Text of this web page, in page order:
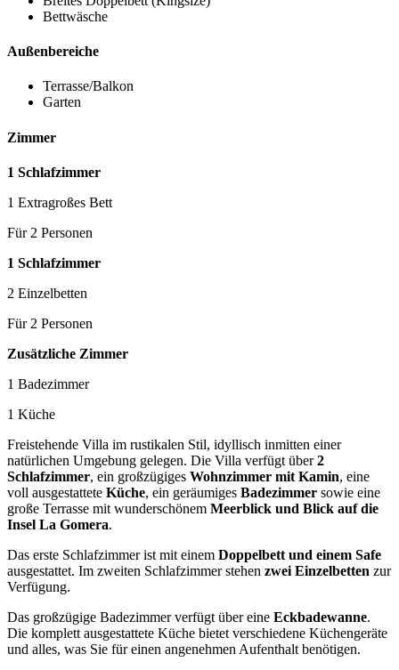
Bettwäsche
Außenbereiche
Terrasse/Balkon
Garten
Zimmer
1 Schlafzimmer
1 Extragroßes Bett
Für 2 Personen
1 Schlafzimmer
2 Einzelbetten
Für 2 Personen
Zusätzliche Zimmer
1 Badezimmer
1 Küche
Freistehende Villa im rustikalen Stil, idyllisch inmitten einer
natürlichen Umgebung gelegen. Die Villa verfügt über2
Schlafzimmer, ein großzügiges Wohnzimmer mit Kamin, eine
voll ausgestattete Küche, ein geräumiges Badezimmer sowie eine
große Terrasse mit wunderschönem Meerblick und Blick auf die
Insel La Gomera.
Das erste Schlafzimmer ist mit einem Doppelbett und einem Safe
ausgestattet. Im zweiten Schlafzimmer stehen zwei Einzelbetten zur
Verfügung.
Das großzügige Badezimmer verfügt über eine Eckbadewanne.
Die komplett ausgestattete Küche bietet verschiedene Küchengeräte
und alles, was Sie für einen angenehmen Aufenthalt benötigen.